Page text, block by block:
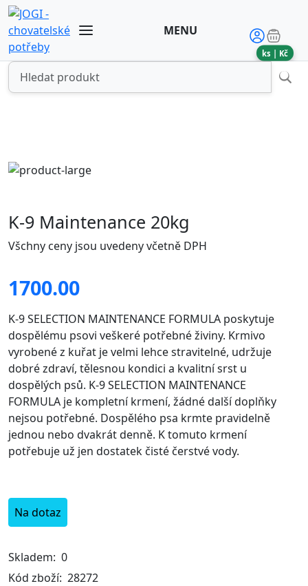
MENU
ks | Kč
K-9 Maintenance 20kg
Všchny ceny jsou uvedeny včetně DPH
1700.00
K-9 SELECTION MAINTENANCE FORMULA poskytuje
dospělému psovi veškeré potřebné živiny. Krmivo
vyrobené z kuřat je velmi lehce stravitelné, udržuje
dobré zdraví, tělesnou kondici a kvalitní srst u
dospělých psů. K-9 SELECTION MAINTENANCE
FORMULA je kompletní krmení, žádné další doplňky
nejsou potřebné. Dospělého psa krmte pravidelně
jednou nebo dvakrát denně. K tomuto krmení
potřebuje už jen dostatek čisté čerstvé vody.
Na dotaz
Skladem: 0
Kód zboží: 28272